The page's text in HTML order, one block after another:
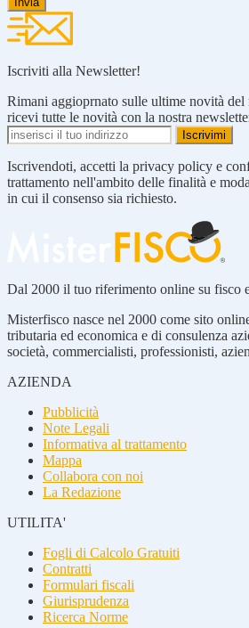
Iscriviti alla Newsletter!
Rimani aggioprnato sulle ultime novità
ricevi tutte le novità con la nostra
Iscrivendoti, accetti la privacy policy e
trattamento nell'ambito delle finalità e
in cui il consenso sia richiesto.
Dal 2000 il tuo riferimento online su fisco
Misterfisco nasce nel 2000 come sito
tributaria ed economica e di consulenza
società, commercialisti, professionisti,
AZIENDA
Pubblicità
Note Legali
Informativa al trattamento
Mappa
Collabora con noi
La Redazione
UTILITA'
Fogli di Calcolo Gratuiti
Contratti
Formulari fiscali
Giurisprudenza
Ricerca Norme